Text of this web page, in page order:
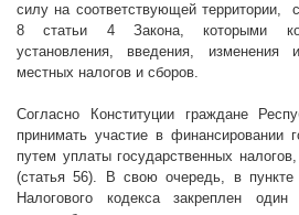
силу на соответствующей территории,
8 статьи 4 Закона, которыми
установления, введения, изменения
местных налогов и сборов.
Согласно Конституции граждане
принимать участие в финансировании
путем уплаты государственных
(статья 56). В свою очередь, в
Налогового кодекса закреплен